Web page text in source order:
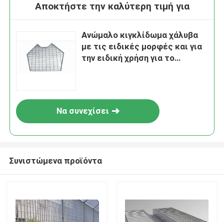
Αποκτήστε την καλύτερη τιμή για
Ανώμαλο κιγκλίδωμα χάλυβα
με τις ειδικές μορφές και για
την ειδική χρήση για το
Να συνεχίσει
Συνιστώμενα προϊόντα